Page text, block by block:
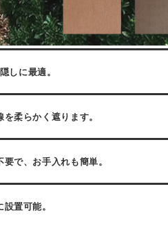
しに最適。
柔らかく遮ります。
で、お手入れも簡単。
置可能。